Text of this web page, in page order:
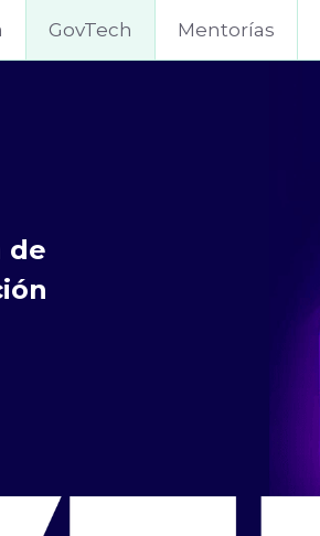
GovTech Mentorías
de